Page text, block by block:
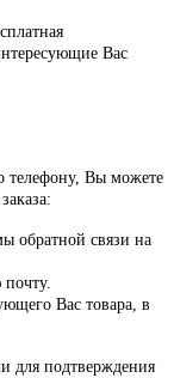
Вас
телефону, Вы можете
обратной связи на
Вас товара, в
для подтверждения